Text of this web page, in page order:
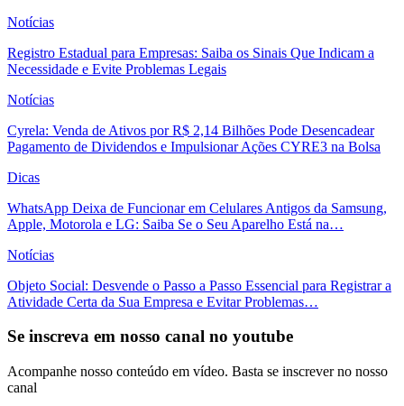
Notícias
Registro Estadual para Empresas: Saiba os Sinais Que Indicam a
Necessidade e Evite Problemas Legais
Notícias
Cyrela: Venda de Ativos por R$ 2,14 Bilhões Pode Desencadear
Pagamento de Dividendos e Impulsionar Ações CYRE3 na Bolsa
Dicas
WhatsApp Deixa de Funcionar em Celulares Antigos da Samsung,
Apple, Motorola e LG: Saiba Se o Seu Aparelho Está na…
Notícias
Objeto Social: Desvende o Passo a Passo Essencial para Registrar a
Atividade Certa da Sua Empresa e Evitar Problemas…
Se inscreva em nosso canal no youtube
Acompanhe nosso conteúdo em vídeo. Basta se inscrever no nosso
canal